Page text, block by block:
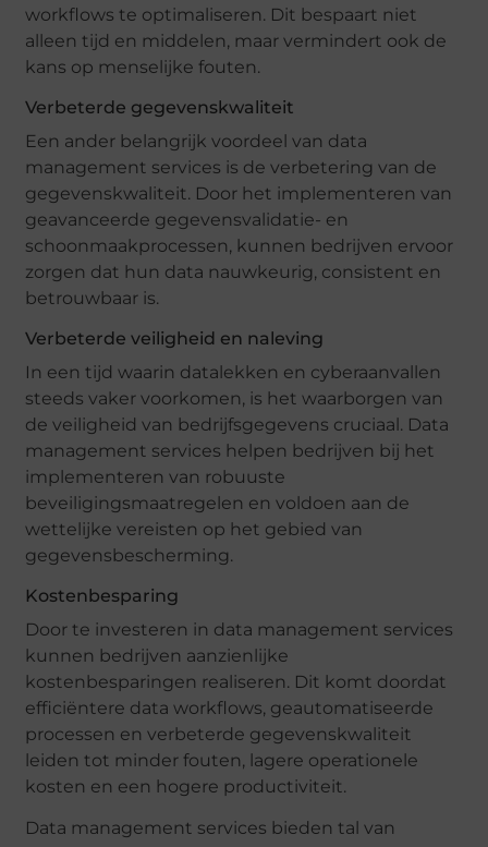
workflows te optimaliseren. Dit bespaart niet
alleen tijd en middelen, maar vermindert ook de
kans op menselijke fouten.
Verbeterde gegevenskwaliteit
Een ander belangrijk voordeel van data
management services is de verbetering van de
gegevenskwaliteit. Door het implementeren van
geavanceerde gegevensvalidatie- en
schoonmaakprocessen, kunnen bedrijven ervoor
zorgen dat hun data nauwkeurig, consistent en
betrouwbaar is.
Verbeterde veiligheid en naleving
In een tijd waarin datalekken en cyberaanvallen
steeds vaker voorkomen, is het waarborgen van
de veiligheid van bedrijfsgegevens cruciaal. Data
management services helpen bedrijven bij het
implementeren van robuuste
beveiligingsmaatregelen en voldoen aan de
wettelijke vereisten op het gebied van
gegevensbescherming.
Kostenbesparing
Door te investeren in data management services
kunnen bedrijven aanzienlijke
kostenbesparingen realiseren. Dit komt doordat
efficiëntere data workflows, geautomatiseerde
processen en verbeterde gegevenskwaliteit
leiden tot minder fouten, lagere operationele
kosten en een hogere productiviteit.
Data management services bieden tal van